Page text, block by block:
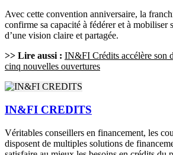
Avec cette convention anniversaire, la
confirme sa capacité à fédérer et à mobiliser
d’une vision claire et partagée.
>> Lire aussi : IN&FI Crédits accélère son
cinq nouvelles ouvertures
IN&FI CREDITS
Véritables conseillers en financement, les
disposent de multiples solutions de